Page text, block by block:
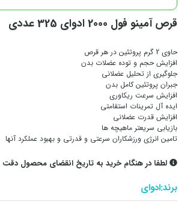
قرص آمینو فول 2000 ادوای 325 عددی
حاوی 2 گرم پروتئین در هر قرص
افزایش حجم و توده عضلات بدن
جلوگیری از تحلیل عضلانی
جبران پروتئین کامل بدن
افزایش سرعت ریکاوری
ایده آل تمرینات استقامتی
افزایش قدرت عضلانی
بازیابی سریعتر ماهیچه ها
تامین انرژی ورزشکاران سرعتی و قدرتی و بهبود عملکرد آنها
لطفا در هنگام خرید به تاریخ انقضای محصول دقت
برند:ادوای